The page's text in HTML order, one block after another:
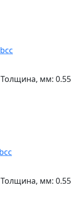
Толщина, мм: 0.55
Толщина, мм: 0.55